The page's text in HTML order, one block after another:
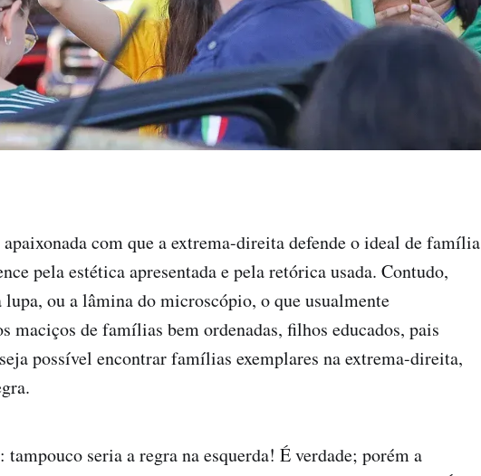
com que a extrema-direita defende o ideal de família
pela estética apresentada e pela retórica usada. Contudo,
ou a lâmina do microscópio, o que usualmente
maciços de famílias bem ordenadas, filhos educados, pais
possível encontrar famílias exemplares na extrema-direita,
seria a regra na esquerda! É verdade; porém a